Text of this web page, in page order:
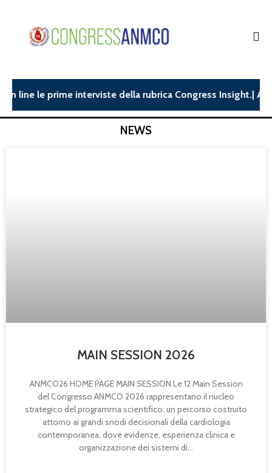
line le prime interviste della rubrica Congress Insight.|
NEWS
MAIN SESSION 2026
ANMCO26 HOME PAGE MAIN SESSION Le 12 Main Session
del Congresso ANMCO 2026 rappresentano il nucleo
strategico del programma scientifico: un percorso costruito
attorno ai grandi snodi decisionali della cardiologia
contemporanea, dove evidenze, esperienza clinica e
organizzazione dei sistemi di